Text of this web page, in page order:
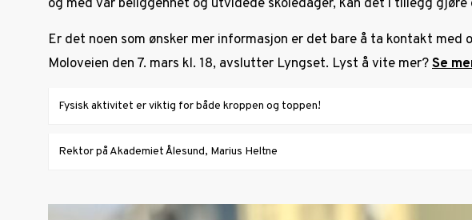
og med vår beliggenhet og utvidede skoledager, kan det i tillegg
Er det noen som ønsker mer informasjon er det bare å ta kontakt
Moloveien den 7. mars kl. 18, avslutter Lyngset. Lyst å vite mer?Se
Fysisk aktivitet er viktig for både kroppen og toppen!
Rektor på Akademiet Ålesund, Marius Heltne